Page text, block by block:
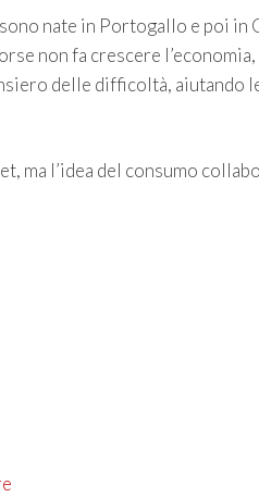
nate in Portogallo e poi in
non fa crescere
delle difficoltà, aiutando
ma l’idea del consumo